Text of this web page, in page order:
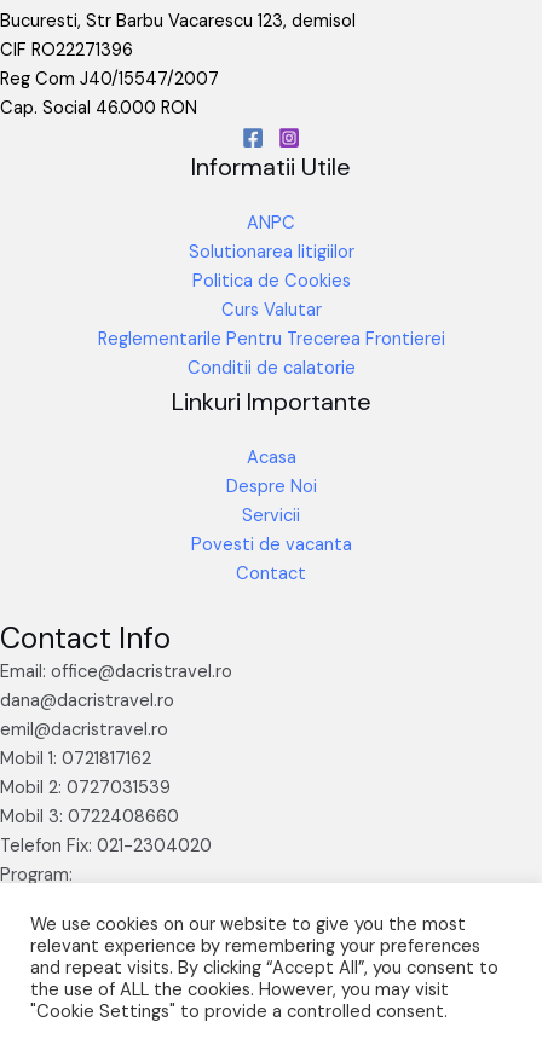
Bucuresti, Str Barbu Vacarescu 123, demisol
CIF RO22271396
Reg Com J40/15547/2007
Cap. Social 46.000 RON
Informatii Utile
ANPC
Solutionarea litigiilor
Politica de Cookies
Curs Valutar
Reglementarile Pentru Trecerea Frontierei
Conditii de calatorie
Linkuri Importante
Acasa
Despre Noi
Servicii
Povesti de vacanta
Contact
Contact Info
Email: office@dacristravel.ro
dana@dacristravel.ro
emil@dacristravel.ro
Mobil 1: 0721817162
Mobil 2: 0727031539
Mobil 3: 0722408660
Telefon Fix: 021-2304020
Program:
We use cookies on our website to give you the most
relevant experience by remembering your preferences
and repeat visits. By clicking “Accept All”, you consent to
the use of ALL the cookies. However, you may visit
"Cookie Settings" to provide a controlled consent.